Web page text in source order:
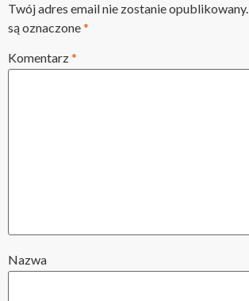
Twój adres email nie zostanie opublikowany.
są oznaczone*
Komentarz*
Nazwa